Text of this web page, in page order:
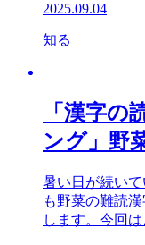
2025.09.04
知る
「漢字の
ング」野
暑い日が続い
も野菜の難読
します。今回